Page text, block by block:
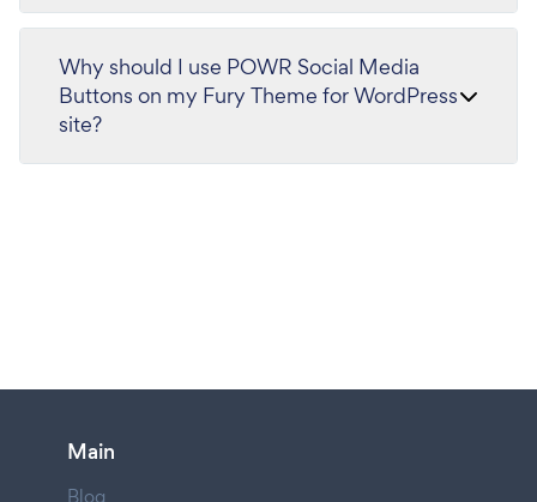
Why should I use POWR Social Media
Buttons on my Fury Theme for WordPress
site?
Main
Blog